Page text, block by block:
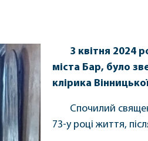
3 квітня 2024
міста Бар, було
клірика
Спочилий
73-у році життя,